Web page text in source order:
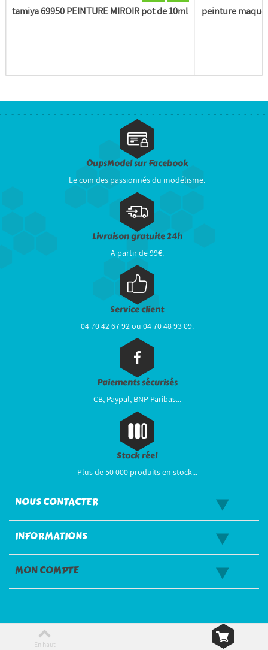
tamiya 69950 PEINTURE MIROIR pot de 10ml peinture
OupsModel sur Facebook
Le coin des passionnés du modélisme.
Livraison gratuite 24h
A partir de 99€.
Service client
04 70 42 67 92 ou 04 70 48 93 09.
Paiements sécurisés
CB, Paypal, BNP Paribas...
Stock réel
Plus de 50 000 produits en stock...
NOUS CONTACTER
INFORMATIONS
MON COMPTE
En haut